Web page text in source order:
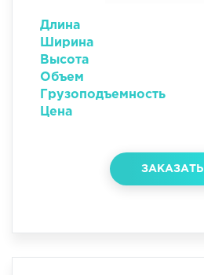
Длина
Ширина
Высота
Объем
Грузоподъемность
Цена
ЗАКАЗАТЬ